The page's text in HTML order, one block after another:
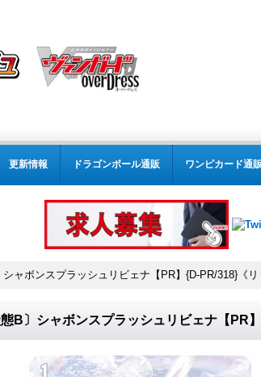
更新情報 ドラゴンボール通販 ワンピカード通
ャボンスプラッシュリビェナ【PR】{D-PR/318}《リ
B〕シャボンスプラッシュリビェナ【PR